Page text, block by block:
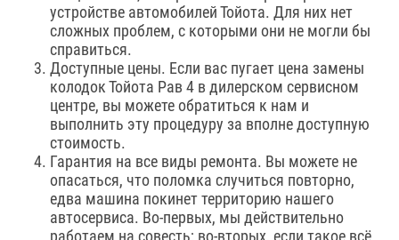
устройстве автомобилей Тойота. Для них нет
сложных проблем, с которыми они не могли бы
справиться.
Доступные цены. Если вас пугает цена замены
колодок Тойота Рав 4 в дилерском сервисном
центре, вы можете обратиться к нам и
выполнить эту процедуру за вполне доступную
стоимость.
Гарантия на все виды ремонта. Вы можете не
опасаться, что поломка случиться повторно,
едва машина покинет территорию нашего
автосервиса. Во-первых, мы действительно
работаем на совесть; во-вторых, если такое всё